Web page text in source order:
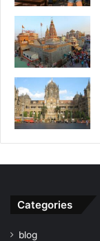
Categories
blog